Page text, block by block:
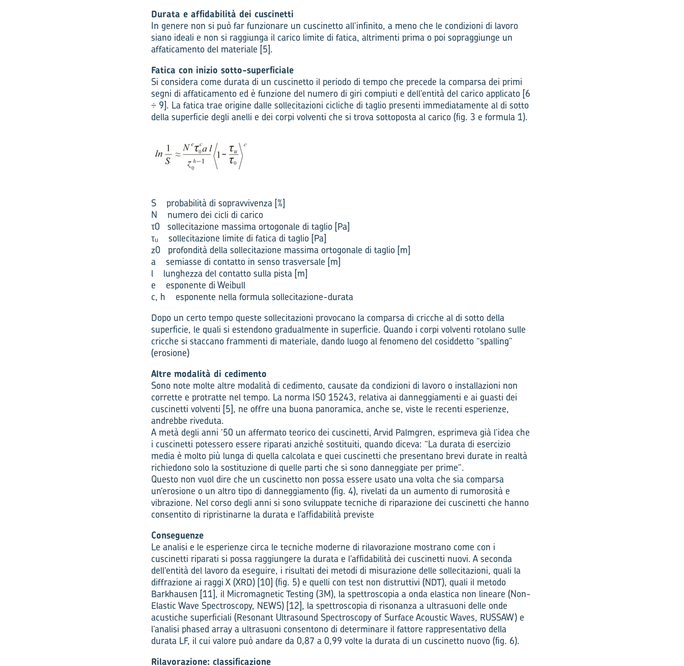
Durata e affidabilità dei cuscinetti
In genere non si può far funzionare un cuscinetto all’infinito, a meno che le condizioni di lavoro
siano ideali e non si raggiunga il carico limite di fatica, altrimenti prima o poi sopraggiunge un
affaticamento del materiale [5].
Fatica con inizio sotto-superficiale
Si considera come durata di un cuscinetto il periodo di tempo che precede la comparsa dei primi
segni di affaticamento ed è funzione del numero di giri compiuti e dell’entità del carico applicato [6
÷ 9]. La fatica trae origine dalle sollecitazioni cicliche di taglio presenti immediatamente al di sotto
della superficie degli anelli e dei corpi volventi che si trova sottoposta al carico (fig. 3 e formula 1).
S probabilità di sopravvivenza [%]
N numero dei cicli di carico
τ0 sollecitazione massima ortogonale di taglio [Pa]
τᵤ sollecitazione limite di fatica di taglio [Pa]
z0 profondità della sollecitazione massima ortogonale di taglio [m]
a semiasse di contatto in senso trasversale [m]
l lunghezza del contatto sulla pista [m]
e esponente di Weibull
c, h esponente nella formula sollecitazione-durata
Dopo un certo tempo queste sollecitazioni provocano la comparsa di cricche al di sotto della
superficie, le quali si estendono gradualmente in superficie. Quando i corpi volventi rotolano sulle
cricche si staccano frammenti di materiale, dando luogo al fenomeno del cosiddetto “spalling”
(erosione)
Altre modalità di cedimento
Sono note molte altre modalità di cedimento, causate da condizioni di lavoro o installazioni non
corrette e protratte nel tempo. La norma ISO 15243, relativa ai danneggiamenti e ai guasti dei
cuscinetti volventi [5], ne offre una buona panoramica, anche se, viste le recenti esperienze,
andrebbe riveduta.
A metà degli anni ’50 un affermato teorico dei cuscinetti, Arvid Palmgren, esprimeva già l’idea che
i cuscinetti potessero essere riparati anziché sostituiti, quando diceva: “La durata di esercizio
media è molto più lunga di quella calcolata e quei cuscinetti che presentano brevi durate in realtà
richiedono solo la sostituzione di quelle parti che si sono danneggiate per prime”.
Questo non vuol dire che un cuscinetto non possa essere usato una volta che sia comparsa
un’erosione o un altro tipo di danneggiamento (fig. 4), rivelati da un aumento di rumorosità e
vibrazione. Nel corso degli anni si sono sviluppate tecniche di riparazione dei cuscinetti che hanno
consentito di ripristinarne la durata e l’affidabilità previste
Conseguenze
Le analisi e le esperienze circa le tecniche moderne di rilavorazione mostrano come con i
cuscinetti riparati si possa raggiungere la durata e l’affidabilità dei cuscinetti nuovi. A seconda
dell’entità del lavoro da eseguire, i risultati dei metodi di misurazione delle sollecitazioni, quali la
diffrazione ai raggi X (XRD) [10] (fig. 5) e quelli con test non distruttivi (NDT), quali il metodo
Barkhausen [11], il Micromagnetic Testing (3M), la spettroscopia a onda elastica non lineare (Non-
Elastic Wave Spectroscopy, NEWS) [12], la spettroscopia di risonanza a ultrasuoni delle onde
acustiche superficiali (Resonant Ultrasound Spectroscopy of Surface Acoustic Waves, RUSSAW) e
l’analisi phased array a ultrasuoni consentono di determinare il fattore rappresentativo della
durata LF, il cui valore può andare da 0,87 a 0,99 volte la durata di un cuscinetto nuovo (fig. 6).
Rilavorazione: classificazione